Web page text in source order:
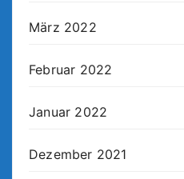
März 2022
Februar 2022
Januar 2022
Dezember 2021